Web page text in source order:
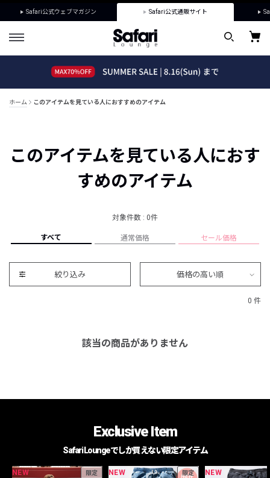
Safari公式ウェブマガジン Safari公式通販サイト
ホーム このアイテムを見ている人におすすめのアイテム
このアイテムを見ている人におす
すめのアイテム
対象件数 : 0件
すべて 通常価格 セール価格
絞り込み 価格の高い順
0 件
該当の商品がありません
Exclusive Item
Safari Loungeでしか買えない限定アイテム
NEW 限定 NEW 限定 NEW